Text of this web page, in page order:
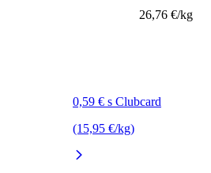
0,59 € s Clubcard
(15,95 €/kg)
26,76 €/kg